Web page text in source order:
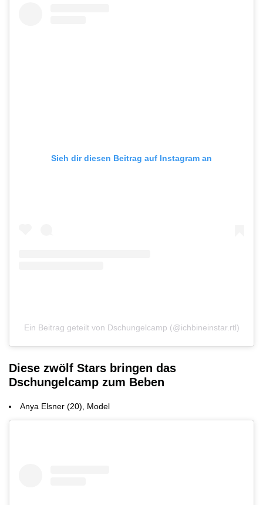
Sieh dir diesen Beitrag auf Instagram an
Ein Beitrag geteilt von Dschungelcamp (@ichbineinstar.rtl)
Diese zwölf Stars bringen das
Dschungelcamp zum Beben
Anya Elsner (20), Model